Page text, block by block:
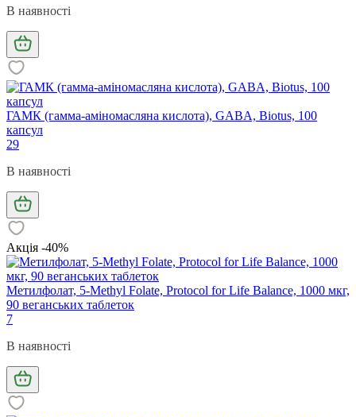
В наявності
ГАМК (гамма-аміномасляна кислота), GABA, Biotus, 100
капсул
29
В наявності
Акція -40%
Метилфолат, 5-Methyl Folate, Protocol for Life Balance, 1000 мкг,
90 веганських таблеток
7
В наявності